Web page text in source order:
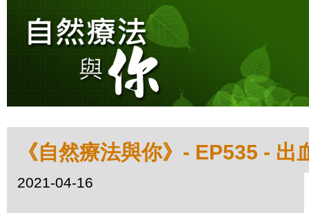
《自然療法與你》- EP535 - 出
2021-04-16